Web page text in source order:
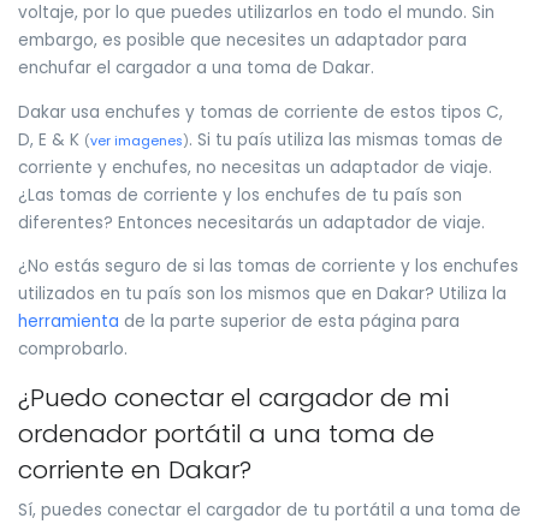
voltaje, por lo que puedes utilizarlos en todo el mundo. Sin
embargo, es posible que necesites un adaptador para
enchufar el cargador a una toma de Dakar.
Dakar usa enchufes y tomas de corriente de estos tipos C,
D, E & K (ver imagenes). Si tu país utiliza las mismas tomas de
corriente y enchufes, no necesitas un adaptador de viaje.
¿Las tomas de corriente y los enchufes de tu país son
diferentes? Entonces necesitarás un adaptador de viaje.
¿No estás seguro de si las tomas de corriente y los enchufes
utilizados en tu país son los mismos que en Dakar? Utiliza la
herramienta de la parte superior de esta página para
comprobarlo.
¿Puedo conectar el cargador de mi
ordenador portátil a una toma de
corriente en Dakar?
Sí, puedes conectar el cargador de tu portátil a una toma de